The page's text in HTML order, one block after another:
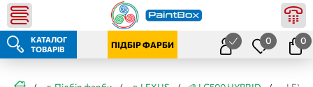
КАТАЛОГ
ТОВАРІВ
ПІДБІР ФАРБИ 0 0